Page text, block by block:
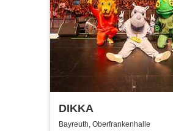
DIKKA
Bayreuth, Oberfrankenhalle